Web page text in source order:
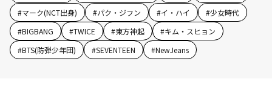
#マーク(NCT出身) #パク・ジフン #イ・ハイ #少女時代
#BIGBANG #TWICE #東方神起 #キム・スヒョン
#BTS(防弾少年団) #SEVENTEEN #NewJeans